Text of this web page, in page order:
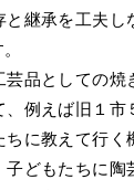
と継承を工夫し
品としての焼
、例えば旧１市
ちに教えて行く
子どもたちに陶